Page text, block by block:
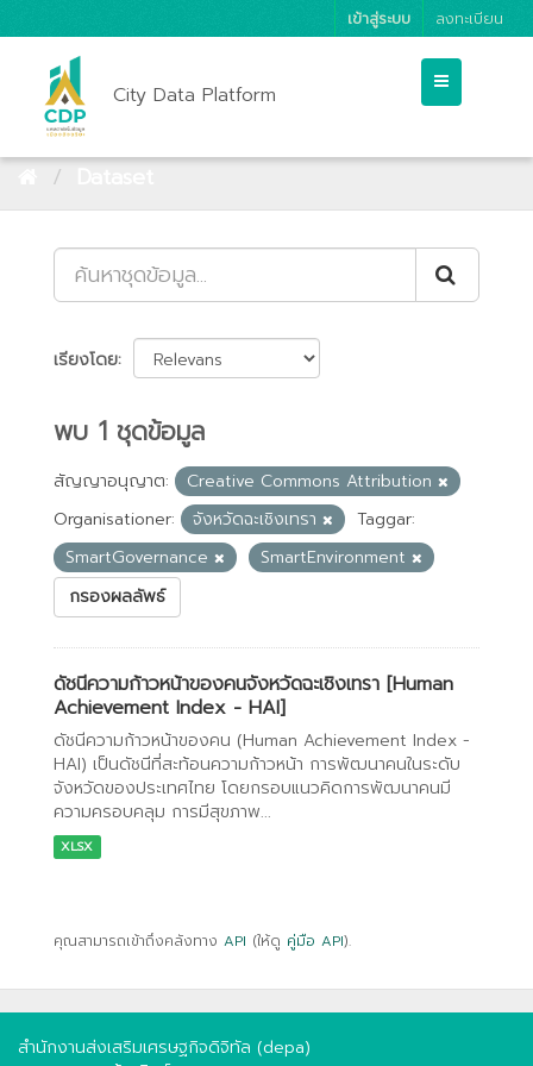
เข้าสู่ระบบ ลงทะเบียน
City Data Platform
เรียงโดย
พบ 1 ชุดข้อมูล
สัญญาอนุญาต:
Creative Commons Attribution
Organisationer:
จังหวัดฉะเชิงเทรา
Taggar:
SmartGovernance
SmartEnvironment
กรองผลลัพธ์
ดัชนีความก้าวหน้าของคนจังหวัดฉะเชิงเทรา [Human
Achievement Index - HAI]
ดัชนีความก้าวหน้าของคน (Human Achievement Index -
HAI) เป็นดัชนีที่สะท้อนความก้าวหน้า การพัฒนาคนในระดับ
จังหวัดของประเทศไทย โดยกรอบแนวคิดการพัฒนาคนมี
ความครอบคลุม การมีสุขภาพ...
XLSX
คุณสามารถเข้าถึงคลังทาง API (ให้ดู คู่มือ API).
สำนักงานส่งเสริมเศรษฐกิจดิจิทัล (depa)